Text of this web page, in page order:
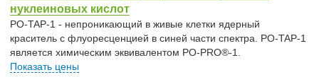
нуклеиновых кислот
PO-TAP-1 - непроникающий в живые клетки ядерный
краситель с флуоресценцией в синей части спектра. PO-TAP-1
является химическим эквивалентом PO-PRO®-1.
Показать цены